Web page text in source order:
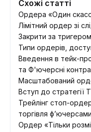
Схожі статті
Ордера «Один
Лімітний ордер зі
Закрити за тригером
Типи ордерів,
Введення в тейк-
та Ф'ючерсні
Масштабований
Вступ до стратегії
Трейлінг стоп-
торгівля
Ордер «Тільки